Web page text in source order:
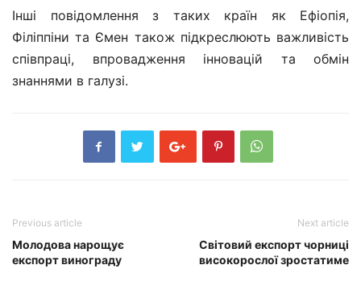
Інші повідомлення з таких країн як Ефіопія,
Філіппіни та Ємен також підкреслюють важливість
співпраці, впровадження інновацій та обмін
знаннями в галузі.
Previous article
Молодова нарощує
експорт винограду
Next article
Світовий експорт чорниці
високорослої зростатиме